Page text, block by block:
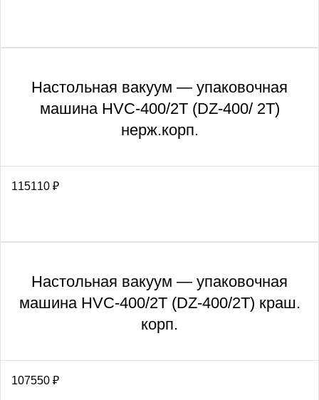
Настольная вакуум — упаковочная
машина HVC-400/2T (DZ-400/ 2Т)
нерж.корп.
115110 ₽
Настольная вакуум — упаковочная
машина HVC-400/2Т (DZ-400/2T) краш.
корп.
107550 ₽